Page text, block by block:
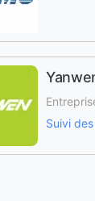
Suivi